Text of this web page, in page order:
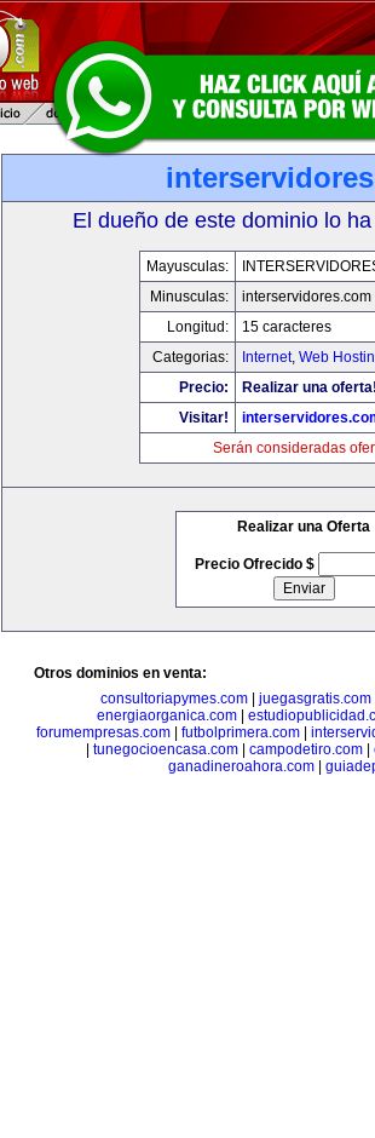
El dueño de este dominio lo
Mayusculas:
Minusculas:
interservidores.com
Longitud:
15 caracteres
Categorias:
Internet, Web
Precio:
Realizar una
Visitar!
Serán consideradas
Realizar una Oferta
Precio Ofrecido $
Otros dominios en venta:
consultoriapymes.com
juegasgratis.com
energiaorganica.com|
forumempresas.com
futbolprimera.com
tunegocioencasa.com| campodetiro.com|
ganadineroahora.com|